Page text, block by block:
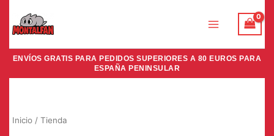
contenido
ENVÍOS GRATIS PARA PEDIDOS SUPERIORES A 80 EUROS PARA
ESPAÑA PENINSULAR
Inicio / Tienda